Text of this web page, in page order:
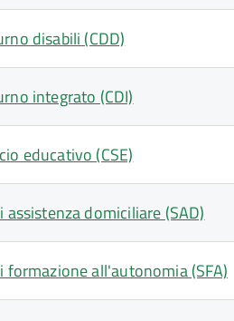
disabili (CDD)
integrato (CDI)
educativo (CSE)
domiciliare (SAD)
formazione all'autonomia (SFA)